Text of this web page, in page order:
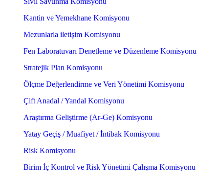
Kantin ve Yemekhane Komisyonu
Mezunlarla iletişim Komisyonu
Fen Laboratuvarı Denetleme ve Düzenleme Komisyonu
Stratejik Plan Komisyonu
Ölçme Değerlendirme ve Veri Yönetimi Komisyonu
Çift Anadal / Yandal Komisyonu
Araştırma Geliştirme (Ar-Ge) Komisyonu
Yatay Geçiş / Muafiyet / İntibak Komisyonu
Risk Komisyonu
Birim İç Kontrol ve Risk Yönetimi Çalışma Komisyonu